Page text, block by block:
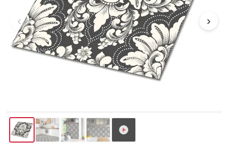
‹ ›